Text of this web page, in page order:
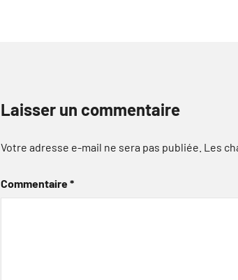
Laisser un commentaire
Votre adresse e-mail ne sera pas publiée. Les
Commentaire*